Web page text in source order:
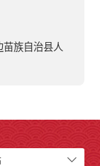
族自治县人